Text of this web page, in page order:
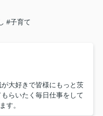
#子育て
大好きで皆様にもっと茨
らいたく毎日仕事をして
す。